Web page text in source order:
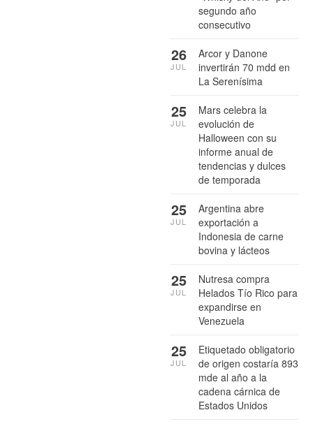
segundo año
consecutivo
Arcor y Danone
invertirán 70 mdd en
La Serenísima
26
JUL
Mars celebra la
evolución de
Halloween con su
informe anual de
tendencias y dulces
de temporada
25
JUL
Argentina abre
exportación a
Indonesia de carne
bovina y lácteos
25
JUL
Nutresa compra
Helados Tío Rico para
expandirse en
Venezuela
25
JUL
Etiquetado obligatorio
de origen costaría 893
mde al año a la
cadena cárnica de
Estados Unidos
25
JUL